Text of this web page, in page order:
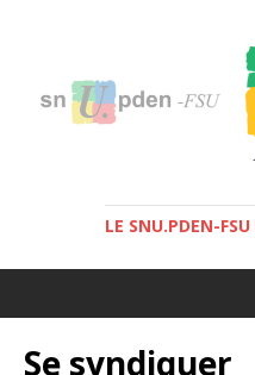
LE SNU.PDEN-
Se syndiquer